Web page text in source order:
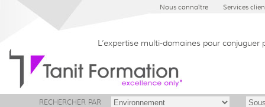
Nous connaître Services
L’expertise multi-domaines pour
RECHERCHER PAR